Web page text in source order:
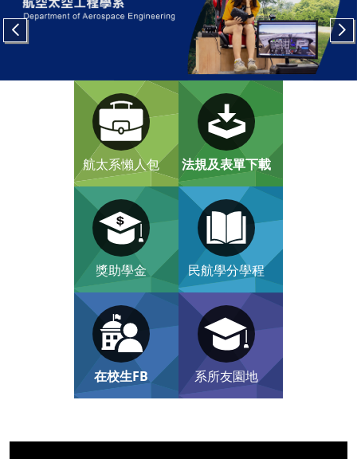
航太系懶人包 法規及表單下載
獎助學金 民航學分學程
在校生FB 系所友園地